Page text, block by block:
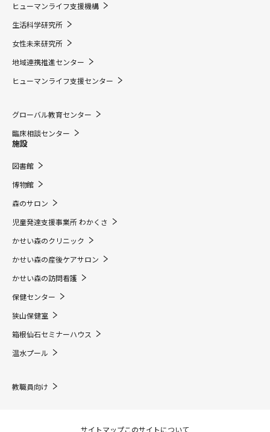
ヒューマンライフ支援機構
生活科学研究所
女性未来研究所
地域連携推進センター
ヒューマンライフ支援センター
グローバル教育センター
臨床相談センター
施設
図書館
博物館
森のサロン
児童発達支援事業所 わかくさ
かせい森のクリニック
かせい森の産後ケアサロン
かせい森の訪問看護
保健センター
狭山保健室
箱根仙石セミナーハウス
温水プール
教職員向け
サイトマップこのサイトについて